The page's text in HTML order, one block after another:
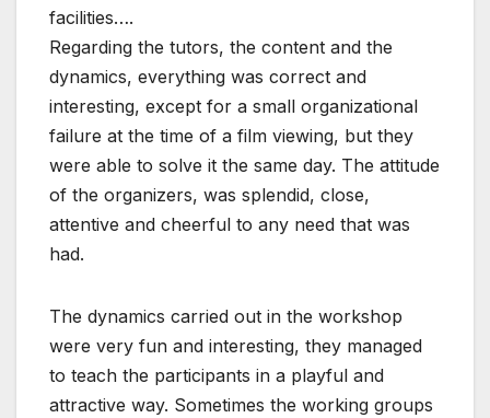
facilities….
Regarding the tutors, the content and the
dynamics, everything was correct and
interesting, except for a small organizational
failure at the time of a film viewing, but they
were able to solve it the same day. The attitude
of the organizers, was splendid, close,
attentive and cheerful to any need that was
had.
The dynamics carried out in the workshop
were very fun and interesting, they managed
to teach the participants in a playful and
attractive way. Sometimes the working groups